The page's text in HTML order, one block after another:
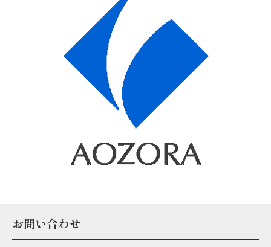
お問い合わせ